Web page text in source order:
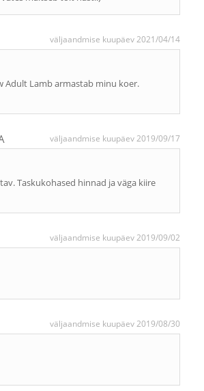
väljaandmise kuupäev 2021/04/14
Adult Lamb armastab minu koer.
väljaandmise kuupäev 2019/09/17
Taskukohased hinnad ja väga kiire
väljaandmise kuupäev 2019/09/02
väljaandmise kuupäev 2019/08/30